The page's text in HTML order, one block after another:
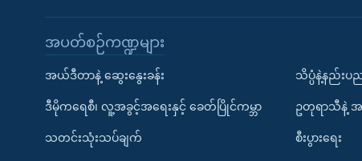
အပတ်စဉ်ကဏ္ဍများ
အယ်ဒီတာနဲ့ ဆွေးနွေးခန်း
ဒီမိုကရေစီ၊ လူ့အခွင့်အရေးနှင့် ခေတ်ပြိုင်ကမ္ဘာ
သတင်းသုံးသပ်ချက်
သိပ္ပံနဲ့နည်းပ
ဥတုရာသီနဲ့ အ
စီးပွားရေး